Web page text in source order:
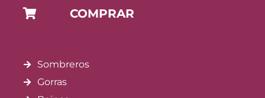
COMPRAR
Sombreros
Gorras